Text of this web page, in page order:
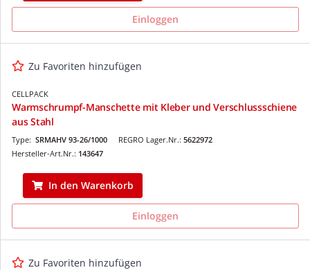
Einloggen
Zu Favoriten hinzufügen
CELLPACK
Warmschrumpf-Manschette mit Kleber und Verschlussschiene
aus Stahl
REGRO Lager.Nr.: 5622972
Type: SRMAHV 93-26/1000
Hersteller-Art.Nr.: 143647
In den Warenkorb
Einloggen
Zu Favoriten hinzufügen